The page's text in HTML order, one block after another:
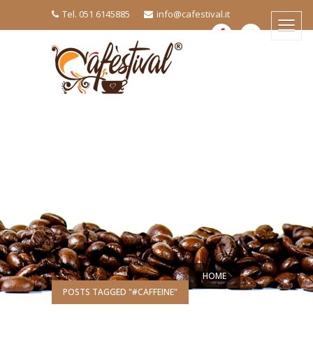
Tel. 051 6145885 info@cafestival.it
HOME
POSTS TAGGED "#CAFFEINE"